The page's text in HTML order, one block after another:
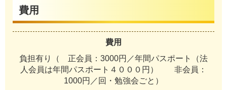
費用
費用
負担有り（ 正会員：3000円／年間パスポート（法
人会員は年間パスポート４０００円） 非会員：
1000円／回・勉強会ごと）